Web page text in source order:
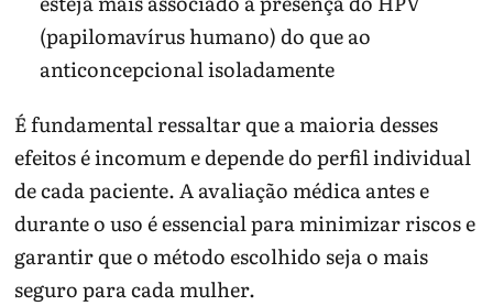
(papilomavírus humano) do que ao
anticoncepcional isoladamente
É fundamental ressaltar que a maioria desses
efeitos é incomum e depende do perfil individual
de cada paciente. A avaliação médica antes e
durante o uso é essencial para minimizar riscos e
garantir que o método escolhido seja o mais
seguro para cada mulher.